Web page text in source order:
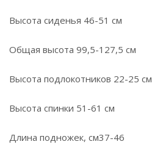
Высота сиденья 46-51 см
Общая высота 99,5-127,5 см
Высота подлокотников 22-25 см
Высота спинки 51-61 см
Длина подножек, см37-46